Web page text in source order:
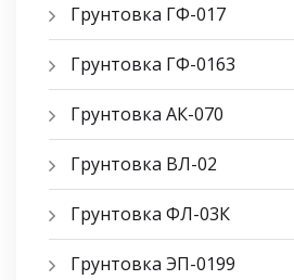
Грунтовка ГФ-017
Грунтовка ГФ-0163
Грунтовка АК-070
Грунтовка ВЛ-02
Грунтовка ФЛ-03К
Грунтовка ЭП-0199